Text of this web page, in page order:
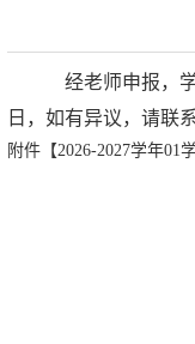
经老师申报，
日，如有异议，请联
附件【2026-2027学年01